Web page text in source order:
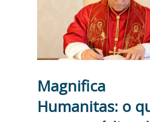
Magnifica
Humanitas: o